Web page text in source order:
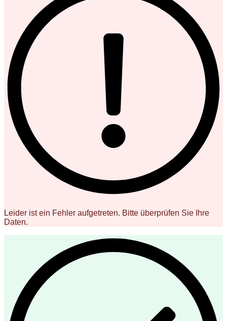
Leider ist ein Fehler aufgetreten. Bitte überprüfen Sie Ihre
Daten.